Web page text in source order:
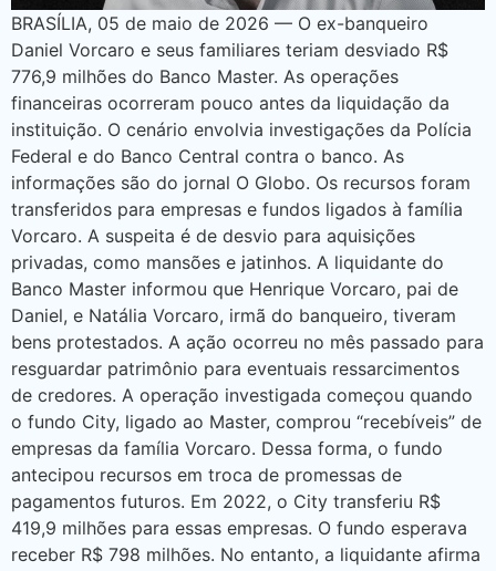
BRASÍLIA, 05 de maio de 2026 — O ex-banqueiro
Daniel Vorcaro e seus familiares teriam desviado R$
776,9 milhões do Banco Master. As operações
financeiras ocorreram pouco antes da liquidação da
instituição. O cenário envolvia investigações da Polícia
Federal e do Banco Central contra o banco. As
informações são do jornal O Globo. Os recursos foram
transferidos para empresas e fundos ligados à família
Vorcaro. A suspeita é de desvio para aquisições
privadas, como mansões e jatinhos. A liquidante do
Banco Master informou que Henrique Vorcaro, pai de
Daniel, e Natália Vorcaro, irmã do banqueiro, tiveram
bens protestados. A ação ocorreu no mês passado para
resguardar patrimônio para eventuais ressarcimentos
de credores. A operação investigada começou quando
o fundo City, ligado ao Master, comprou “recebíveis” de
empresas da família Vorcaro. Dessa forma, o fundo
antecipou recursos em troca de promessas de
pagamentos futuros. Em 2022, o City transferiu R$
419,9 milhões para essas empresas. O fundo esperava
receber R$ 798 milhões. No entanto, a liquidante afirma